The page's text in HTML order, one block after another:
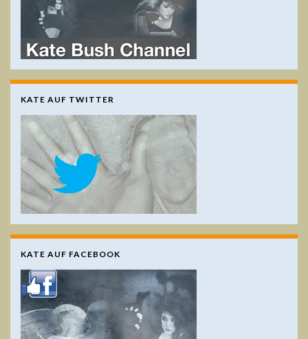
KATE AUF TWITTER
KATE AUF FACEBOOK